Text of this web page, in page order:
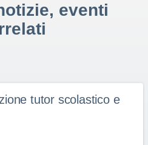
eventi
tutor scolastico e